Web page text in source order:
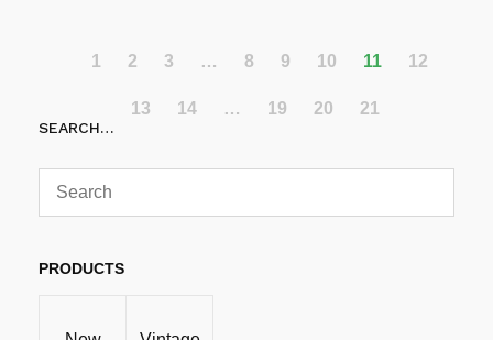
1 2 3 … 8 9 10 11 12
13 14 … 19 20 21
SEARCH…
PRODUCTS